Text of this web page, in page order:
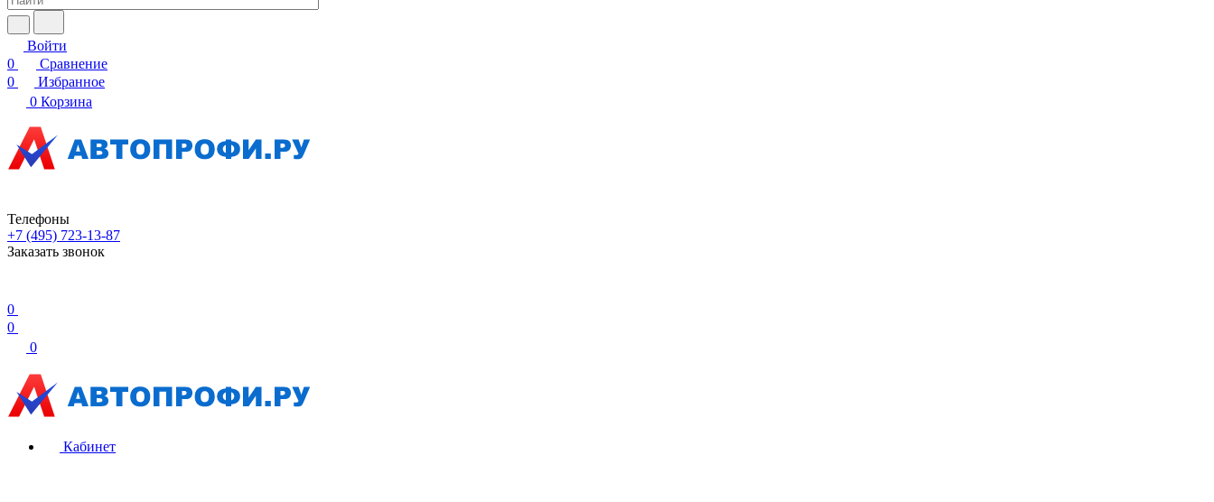
Войти
0
Сравнение
0
Избранное
0 Корзина
Телефоны
+7 (495) 723-13-87
Заказать звонок
0
0
0
Кабинет